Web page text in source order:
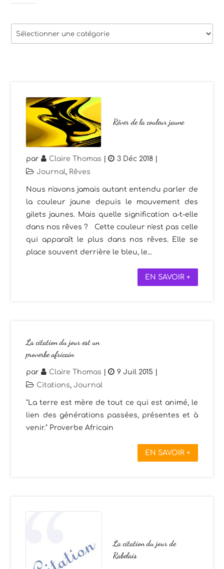
Rêver de la couleur jaune
par Claire Thomas | 3 Déc 2018
Journal, Rêves
Nous n'avons jamais autant entendu parler de
la couleur jaune depuis le mouvement des
gilets jaunes. Mais quelle signification a-t-elle
dans nos rêves ? Cette couleur n'est pas celle
qui apparaît le plus dans nos rêves. Elle se
place souvent derrière le bleu, le...
EN SAVOIR +
La citation du jour est un
proverbe africain
par Claire Thomas | 9 Juil 2015
Citations,Journal
"La terre est mère de tout ce qui est animé, le
lien des générations passées, présentes et à
venir." Proverbe Africain
EN SAVOIR +
La citation du jour de
Rabelais
Thèmes
des